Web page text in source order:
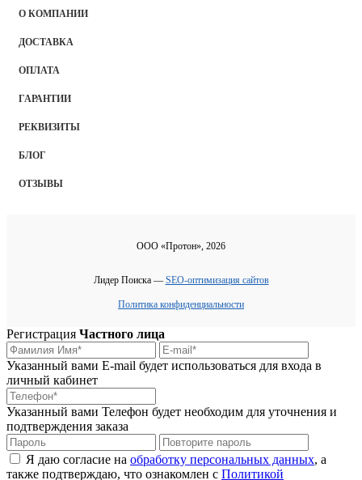
О КОМПАНИИ
ДОСТАВКА
ОПЛАТА
ГАРАНТИИ
РЕКВИЗИТЫ
БЛОГ
ОТЗЫВЫ
ООО «Протон», 2026
Лидер Поиска — SEO-оптимизация сайтов
Политика конфиденциальности
Регистрация Частного лица
Указанный вами E-mail будет использоваться для входа в
личный кабинет
Указанный вами Телефон будет необходим для уточнения и
подтверждения заказа
Я даю согласие на обработку персональных данных, а
также подтверждаю, что ознакомлен с Политикой